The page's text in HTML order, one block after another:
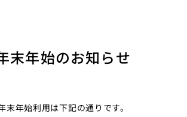
末年始のお知らせ
年始利用は下記の通りです。